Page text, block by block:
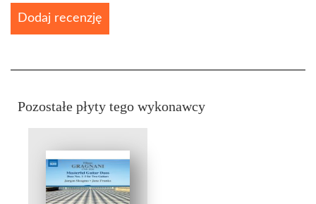
Dodaj recenzję
Pozostałe płyty tego wykonawcy